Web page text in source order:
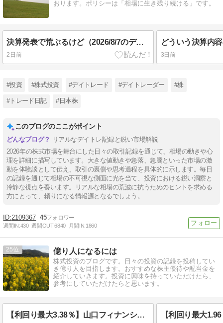
おります。ポリシーは「相場に生き残り続ける」です。
決算発表で荒ぶるけど（2026/8/7のデイトレード記録）
2日前 3日前
#投資 #株式投資 #デイトレード #デイトレーダー #株
#トレード日記 #日本株
このブログのここがポイント
リアルなデイトレ記録と鋭い市場解説
2026年の株式市場を舞台にした日々の取引記録を通じて、相場の動きや心
理を詳細に描写しています。大きな値動きや急落、急騰といった市場の激
動を体験談として伝え、取引の裏側や思考過程を具体的に示します。毎日
の記録を通じて相場の不可視な側面に光を当て、投資における鋭い洞察と
冷静な視点を養います。リアルな相場の荒波に抗うためのヒントを求める
方にとって、頼りになる情報源となるでしょう。
2109367 45
週間IN:430 週間OUT:6840 月間IN:1860
25 億り人になるには
株式投資のブログです。日々の投資の記録を投稿してい
き億り人を目指します。おすすめな株主優待や配当金を
紹介していきます。投資に興味を持っていただけたら、
参考にしていただけたらと思います。
【利回り最大3.38％】山口フィナンシャルグループ（8418）から株主優待＆配当金！